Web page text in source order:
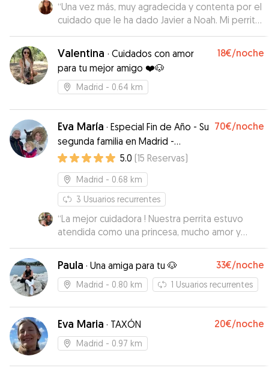
“Una vez más, muy agradecida y contenta por el
cuidado que le ha dado Javier a Noah. Mi perrita
vuelve súper contenta a casa. Siempre me envía
fotos y mensajes para actualizarme de cómo
está Noah, y yo me quedo tranquila sabiendo
que está tan bien cuidada.
Valentina · Cuidados con amor
para tu mejor amigo ❤️🐶
18€/noche
Madrid - 0.64 km
Eva María · Especial Fin de Año - Su
segunda familia en Madrid -
Especialidad en urgencias de último
minuto! Disponible en Fin de Año
70€/noche
5.0 (15 Reservas)
Madrid - 0.68 km
3 Usuarios recurrentes
“La mejor cuidadora ! Nuestra perrita estuvo
atendida como una princesa, mucho amor y
cariño y siempre actualizándonos de las
actividades que ivan realizando
Paula · Una amiga para tu 🐶 33€/noche
Madrid - 0.80 km 1 Usuarios recurrentes
Eva Maria · TAXÓN 20€/noche
Madrid - 0.97 km